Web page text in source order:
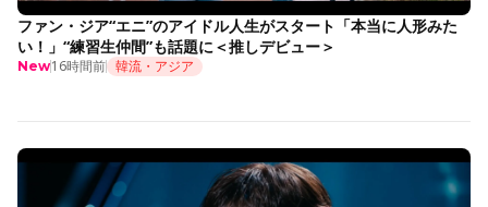
ファン・ジア“エニ”のアイドル人生がスタート「本当に人形みた
い！」“練習生仲間”も話題に＜推しデビュー＞
New16時間前 韓流・アジア